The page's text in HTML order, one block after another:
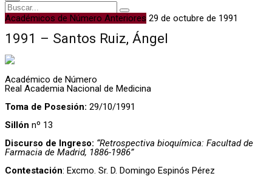
Académicos de Número Anteriores 29 de octubre de 1991
1991 – Santos Ruiz, Ángel
Académico de Número
Real Academia Nacional de Medicina
Toma de Posesión: 29/10/1991
Sillón nº 13
Discurso de Ingreso: “Retrospectiva bioquímica: Facultad de
Farmacia de Madrid, 1886-1986”
Contestación: Excmo. Sr. D. Domingo Espinós Pérez